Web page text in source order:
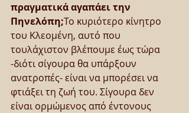
πραγματικά αγαπάει την
Πηνελόπη;Το κυριότερο κίνητρο
του Κλεομένη, αυτό που
τουλάχιστον βλέπουμε έως τώρα
-διότι σίγουρα θα υπάρξουν
ανατροπές- είναι να μπορέσει να
φτιάξει τη ζωή του. Σίγουρα δεν
είναι ορμώμενος από έντονους